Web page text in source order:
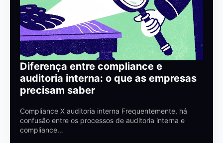
Diferença entre compliance e
auditoria interna: o que as empresas
precisam saber
Compliance X auditoria interna Frequentemente, há
confusão entre os processos de auditoria interna e
compliance…